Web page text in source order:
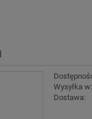
Wysyłka w:
Dostawa: